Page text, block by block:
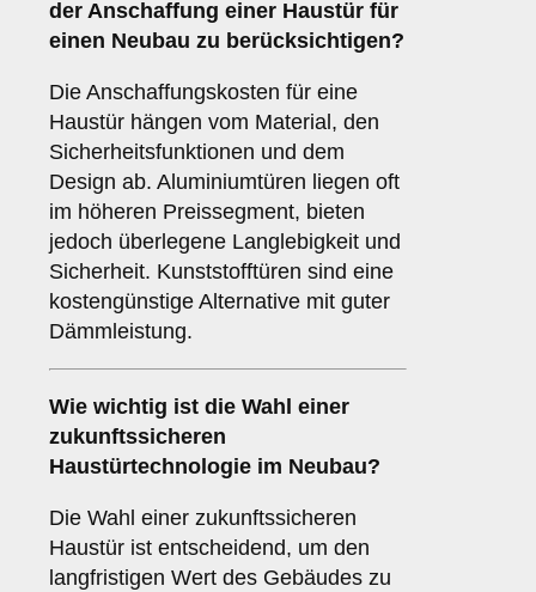
der Anschaffung einer Haustür für
einen Neubau zu berücksichtigen?
Die Anschaffungskosten für eine
Haustür hängen vom Material, den
Sicherheitsfunktionen und dem
Design ab. Aluminiumtüren liegen oft
im höheren Preissegment, bieten
jedoch überlegene Langlebigkeit und
Sicherheit. Kunststofftüren sind eine
kostengünstige Alternative mit guter
Dämmleistung.
Wie wichtig ist die Wahl einer
zukunftssicheren
Haustürtechnologie im Neubau?
Die Wahl einer zukunftssicheren
Haustür ist entscheidend, um den
langfristigen Wert des Gebäudes zu